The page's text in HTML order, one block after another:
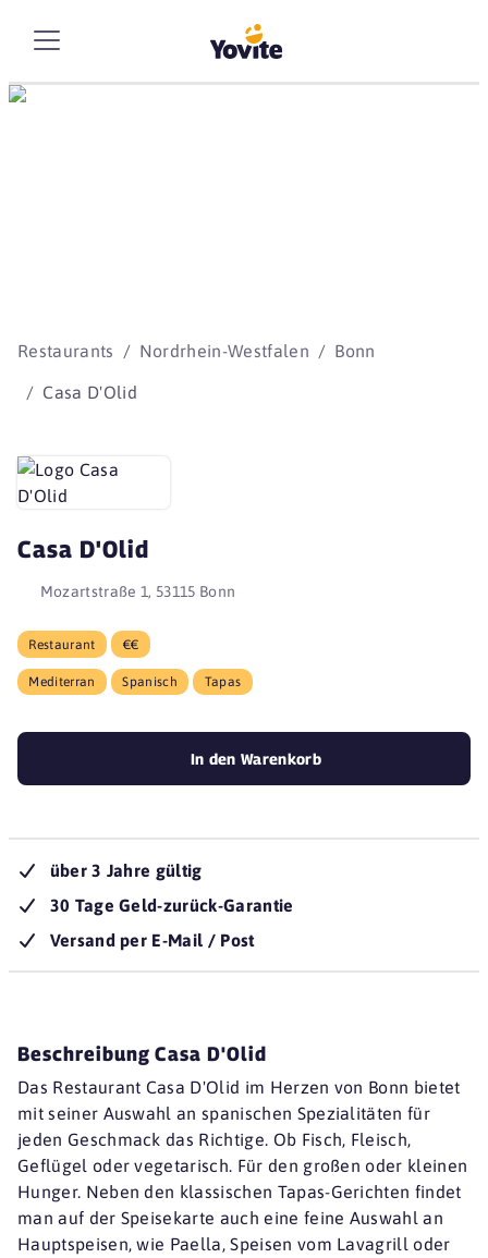
Restaurants Nordrhein-Westfalen Bonn
Casa D'Olid
Casa D'Olid
Mozartstraße 1, 53115 Bonn
Restaurant €€
Mediterran Spanisch Tapas
In den Warenkorb
über 3 Jahre gültig
30 Tage Geld-zurück-Garantie
Versand per E-Mail / Post
Beschreibung Casa D'Olid
Das Restaurant Casa D'Olid im Herzen von Bonn bietet
mit seiner Auswahl an spanischen Spezialitäten für
jeden Geschmack das Richtige. Ob Fisch, Fleisch,
Geflügel oder vegetarisch. Für den großen oder kleinen
Hunger. Neben den klassischen Tapas-Gerichten findet
man auf der Speisekarte auch eine feine Auswahl an
Hauptspeisen, wie Paella, Speisen vom Lavagrill oder